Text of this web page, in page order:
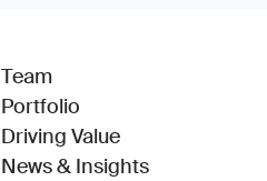
Team
Portfolio
Driving Value
News & Insights